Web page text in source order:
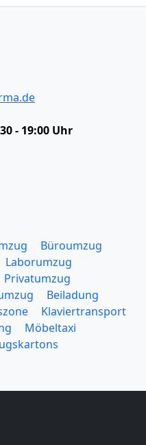
- 19:00 Uhr
Büroumzug
Laborumzug
Privatumzug
Beiladung
Klaviertransport
Möbeltaxi